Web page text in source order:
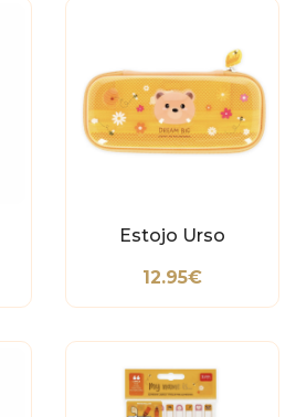
Estojo Urso
12.95€